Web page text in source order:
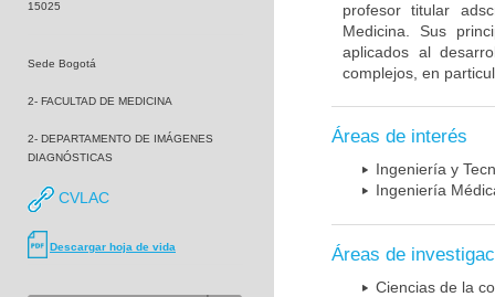
15025
Sede Bogotá
2- FACULTAD DE MEDICINA
2- DEPARTAMENTO DE IMÁGENES
DIAGNÓSTICAS
CVLAC
Descargar hoja de vida
profesor titular
Medicina. Sus
aplicados al
complejos, en
Áreas de interés
Ingeniería y
Ingeniería
Áreas de
Ciencias de la